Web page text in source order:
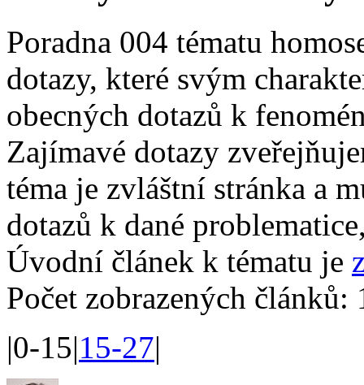
Poradna 004 tématu
dotazy, které svým
obecných dotazů k
Zajímavé dotazy
téma je zvláštní stránka a
dotazů k dané
Úvodní článek k tématu je
Počet zobrazených
|0-15|15-27|